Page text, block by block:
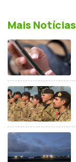
Mais Notícias